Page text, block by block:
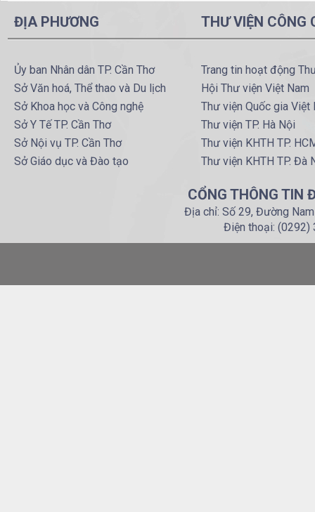
ĐỊA PHƯƠNG
Ủy ban Nhân dân TP. Cần Thơ
Sở Văn hoá, Thể thao và Du lịch
Sở Khoa học và Công nghệ
Sở Y Tế TP. Cần Thơ
Sở Nội vụ TP. Cần Thơ
Sở Giáo dục và Đào tạo
THƯ VIỆN CÔNG
Trang tin hoạt động
Hội Thư viện Việt Nam
Thư viện Quốc gia Việt
Thư viện TP. Hà Nội
Thư viện KHTH TP.
Thư viện KHTH TP. Đà
CỔNG THÔNG TIN
Địa chỉ: Số 29, Đường
Điện thoại: (0292)